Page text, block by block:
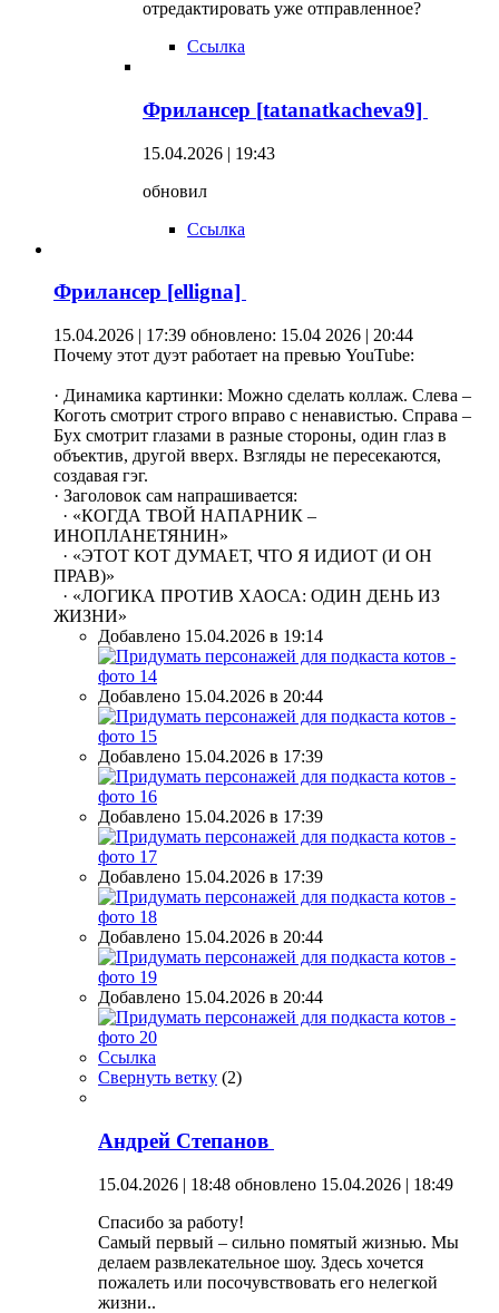
отредактировать уже отправленное?
Ссылка
Фрилансер [tatanatkacheva9]
15.04.2026 | 19:43
обновил
Ссылка
Фрилансер [elligna]
15.04.2026 | 17:39 обновлено: 15.04 2026 | 20:44
Почему этот дуэт работает на превью YouTube:
· Динамика картинки: Можно сделать коллаж. Слева –
Коготь смотрит строго вправо с ненавистью. Справа –
Бух смотрит глазами в разные стороны, один глаз в
объектив, другой вверх. Взгляды не пересекаются,
создавая гэг.
· Заголовок сам напрашивается:
· «КОГДА ТВОЙ НАПАРНИК –
ИНОПЛАНЕТЯНИН»
· «ЭТОТ КОТ ДУМАЕТ, ЧТО Я ИДИОТ (И ОН
ПРАВ)»
· «ЛОГИКА ПРОТИВ ХАОСА: ОДИН ДЕНЬ ИЗ
ЖИЗНИ»
Добавлено 15.04.2026 в 19:14
Добавлено 15.04.2026 в 20:44
Добавлено 15.04.2026 в 17:39
Добавлено 15.04.2026 в 17:39
Добавлено 15.04.2026 в 17:39
Добавлено 15.04.2026 в 20:44
Добавлено 15.04.2026 в 20:44
Ссылка
Свернуть ветку (2)
Андрей Степанов
15.04.2026 | 18:48 обновлено 15.04.2026 | 18:49
Спасибо за работу!
Самый первый – сильно помятый жизнью. Мы
делаем развлекательное шоу. Здесь хочется
пожалеть или посочувствовать его нелегкой
жизни..